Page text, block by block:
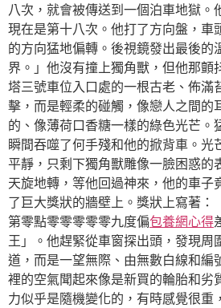
八次，就會被傳送到一個泊車地獄。
現在是第十八次。他打了方向盤，車
的方向猛地偏轉。後視鏡發出最後的
界。」他沒有撞上獨角獸，但他那顫
塔三號車位入口處的一根古老、佈滿
擊，而是輕柔的碰觸，像戀人之間的
的、像薄荷口香糖一樣的綠色光芒。
瞬間吞噬了何手殘和他的掀背車。光
平靜，只剩下獨角獸雕像一臉困惑的
天旋地轉，等他回過神來，他的車子
了巨大獎狀的牆壁上。獎狀上寫著
第零點零零零零零九度偏包養網心得
王」。他趕緊從車窗探出頭，發現周
道，而是一望無際、由無數白線和編
裡的空氣聞起來像是新買的輪胎和劣
力似乎是隨機變化的，有時感覺很重